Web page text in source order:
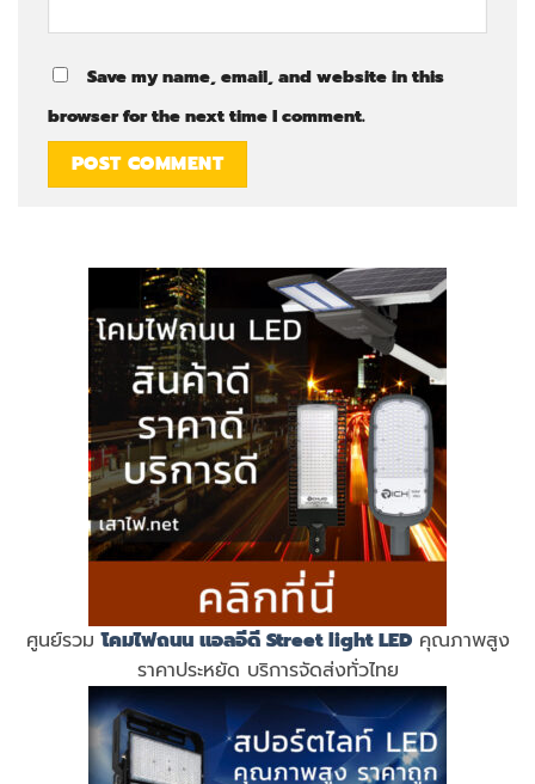
Save my name, email, and website in this
browser for the next time I comment.
ศูนย์รวมโคมไฟถนน แอลอีดี Street light LEDคุณภาพสูง
ราคาประหยัด บริการจัดส่งทั่วไทย